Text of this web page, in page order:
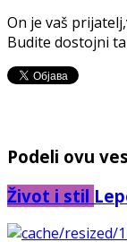
On je vaš
Budite dostojni
Podeli ovu
Život i stil